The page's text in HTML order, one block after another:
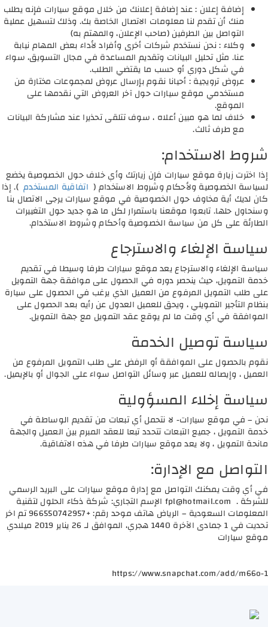
إضافة إعلان : عند إضافة إعلانك من خلال موقع سيارات فإنه يطلب
منك أن تقدم لنا معلومات الاتصال الخاصة بك. وذلك لتسهيل عملية
التواصل بين الطرفين (صاحب الإعلان، والمهتم به)
وكلاء : نحن نستخدم شركات أخرى وأفراد لأداء بعض المهام نيابة
عنا. مثل تحليل البيانات وتقديم المساعدة في مجال التسويق، سواء
في شكل دوري أو حسب ما يقتضي الطلب.
عروض ترويجية : أحيانا نقوم بإرسال عروض لمجموعات مختارة من
مستخدمي موقع سيارات حول آخر العروض التي نقدمها على
الموقع.
خلاف لما هو مبين أعلاه ، سوف تتلقى تحذيرا عند مشاركة البيانات
مع طرف ثالث.
شروط الاستخدام:
إذا اخترت زيارة موقع سيارات فإن زيارتك وأي خلاف حول الخصوصية يخضع
لسياسة الخصوصية ولأحكام وشروط الاستخدام (اتفاقية المستخدم). إذا
كان لديك أية مخاوف حول الخصوصية في موقع سيارات يرجى الاتصال بنا
وسنحاول حلها. تابعوا موقعنا باستمرار لكل ما هو جديد حول التغييرات
الطارئة على كل من سياسة الخصوصية وأحكام وشروط الاستخدام.
سياسة الإلغاء والاسترجاع
سياسة الإلغاء والاسترجاع يعد موقع سيارات طرفا وسيطا في تقديم
خدمة التمويل، حيث ينحصر دوره في الحصول على موافقة جهة التمويل
على طلب التمويل المرفوع من العميل الذي يرغب في الحصول على سيارة
بنظام التأجير التمويلي ، ويحق للعميل العدول عن رأيه بعد الحصول على
الموافقة في أي وقت ما لم يوقع عقد التمويل مع جهة التمويل.
سياسة توصيل الخدمة
نقوم بالحصول على الموافقة أو الرفض على طلب التمويل المرفوع من
العميل ، وإيصاله للعميل عبر وسائل التواصل سواء على الجوال أو بالإيميل.
سياسة إخلاء المسؤولية
نحن – في موقع سيارات- لا نتحمل أي تبعات من تقديم الوساطة في
خدمة التمويل ، جميع التبعات تتحدد تبعا للعقد المبرم بين العميل والجهة
مانحة التمويل ، ولا يعد موقع سيارات طرفا في هذه الاتفاقية.
التواصل مع الإدارة:
في أي وقت يمكنك التواصل مع إدارة موقع سيارات على البريد الرسمي
للشركة . fpl@hotmail.com الإسم التجاري: شركة ذكاء الحلول لتقنية
المعلومات السعودية – الرياض هاتف موحد رقم: +966550742957 تم اخر
تحديت في 1 جمادى الآخرة 1440 هجري، الموافق لـ 26 يناير 2019 ميلادي
موقع سيارات
https://www.snapchat.com/add/m66o-1